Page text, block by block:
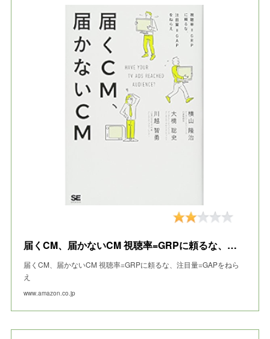
届くCM、届かないCM 視聴率=GRPに頼るな、注目量=GAPをねらえ
届くCM、届かないCM 視聴率=GRPに頼るな、注目量=GAPをねら
え
www.amazon.co.jp